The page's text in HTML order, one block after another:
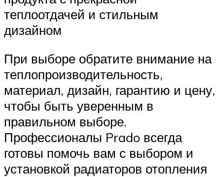
теплоотдачей и стильным
дизайном
При выборе обратите внимание на
теплопроизводительность,
материал, дизайн, гарантию и цену,
чтобы быть уверенным в
правильном выборе.
Профессионалы Prado всегда
готовы помочь вам с выбором и
установкой радиаторов отопления